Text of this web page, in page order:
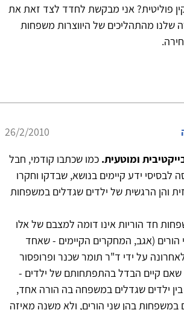
פוליטית? אני מבקשת לחדד לצד זאת את
שלנו מהתהליכים של היווצרות משפחות
26/2/2010
ומוטעית. כמו שכתבו קודמי, חבל
לבסיסי ידע קיימים בנושא, שבדקו וחקרו
והן הרגשית של ילדים שגדלים במשפחות
חד הוריות אינו דומה למצבם של אלו
הורים (אגב, המחקרים הקיימים - שאחד
על ידי ד"ר תומר שכנר ופרופסור
שאם קיים הבדל בהתפתחותם של ילדים -
ילדים שגדלים במשפחה בה הורה אחד,
במשפחות בהן שני הורים, ולא משנה מאיזה